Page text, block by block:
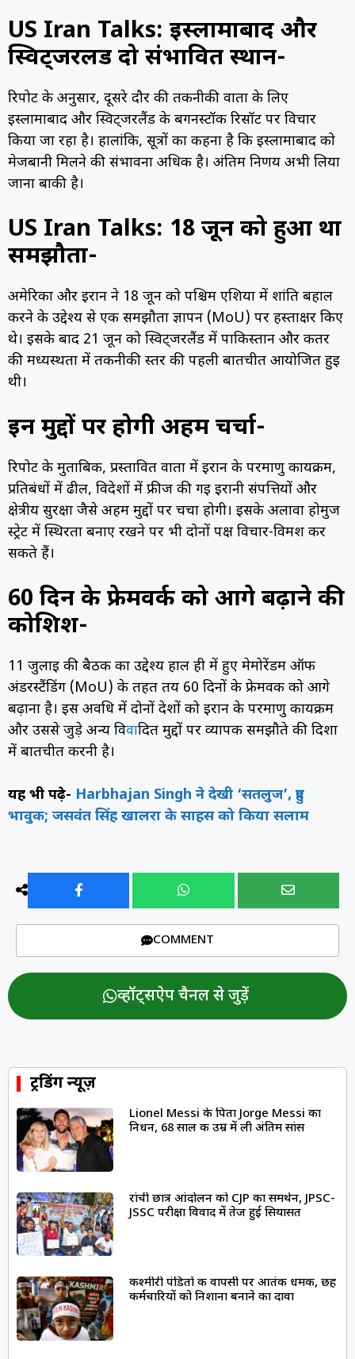
US Iran Talks: इस्लामाबाद और
स्विट्जरलैंड दो संभावित स्थान-
रिपोर्ट के अनुसार, दूसरे दौर की तकनीकी वार्ता के लिए
इस्लामाबाद और स्विट्जरलैंड के बर्गनस्टॉक रिसॉर्ट पर विचार
किया जा रहा है। हालांकि, सूत्रों का कहना है कि इस्लामाबाद को
मेजबानी मिलने की संभावना अधिक है। अंतिम निर्णय अभी लिया
जाना बाकी है।
US Iran Talks: 18 जून को हुआ था
समझौता-
अमेरिका और ईरान ने 18 जून को पश्चिम एशिया में शांति बहाल
करने के उद्देश्य से एक समझौता ज्ञापन (MoU) पर हस्ताक्षर किए
थे। इसके बाद 21 जून को स्विट्जरलैंड में पाकिस्तान और कतर
की मध्यस्थता में तकनीकी स्तर की पहली बातचीत आयोजित हुई
थी।
इन मुद्दों पर होगी अहम चर्चा-
रिपोर्ट के मुताबिक, प्रस्तावित वार्ता में ईरान के परमाणु कार्यक्रम,
प्रतिबंधों में ढील, विदेशों में फ्रीज की गई ईरानी संपत्तियों और
क्षेत्रीय सुरक्षा जैसे अहम मुद्दों पर चर्चा होगी। इसके अलावा होर्मुज
स्ट्रेट में स्थिरता बनाए रखने पर भी दोनों पक्ष विचार-विमर्श कर
सकते हैं।
60 दिन के फ्रेमवर्क को आगे बढ़ाने की
कोशिश-
11 जुलाई की बैठक का उद्देश्य हाल ही में हुए मेमोरेंडम ऑफ
अंडरस्टैंडिंग (MoU) के तहत तय 60 दिनों के फ्रेमवर्क को आगे
बढ़ाना है। इस अवधि में दोनों देशों को ईरान के परमाणु कार्यक्रम
और उससे जुड़े अन्य विवादित मुद्दों पर व्यापक समझौते की दिशा
में बातचीत करनी है।
यह भी पढ़े- Harbhajan Singh ने देखी ‘सतलुज’, हुए
भावुक; जसवंत सिंह खालरा के साहस को किया सलाम
COMMENT
व्हॉट्सऐप चैनल से जुड़ें
ट्रेंडिंग न्यूज़
Lionel Messi के पिता Jorge Messi का
निधन, 68 साल की उम्र में ली अंतिम सांस
रांची छात्र आंदोलन को CJP का समर्थन, JPSC-
JSSC परीक्षा विवाद में तेज हुई सियासत
कश्मीरी पंडितों की वापसी पर आतंकी धमकी, छह
कर्मचारियों को निशाना बनाने का दावा